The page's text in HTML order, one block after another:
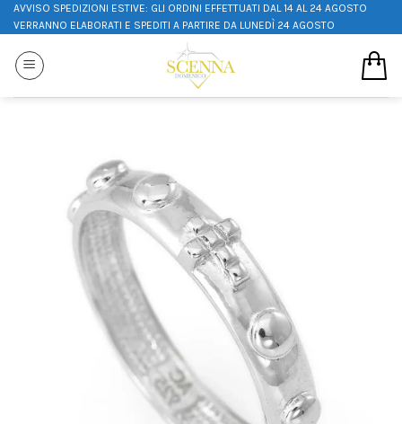
AVVISO SPEDIZIONI ESTIVE: GLI ORDINI EFFETTUATI DAL 14 AL 24 AGOSTO
VERRANNO ELABORATI E SPEDITI A PARTIRE DA LUNEDÌ 24 AGOSTO